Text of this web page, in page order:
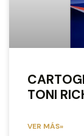
TONI
VER MÁS»